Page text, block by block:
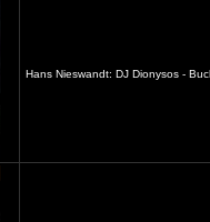
Hans Nieswandt: DJ Dionysos -